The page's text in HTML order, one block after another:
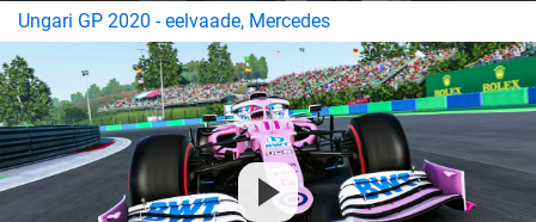
Ungari GP 2020 - eelvaade, Mercedes